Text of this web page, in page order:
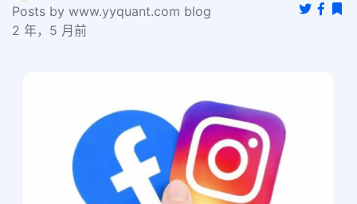
Posts by www.yyquant.com blog
2 年，5 月前